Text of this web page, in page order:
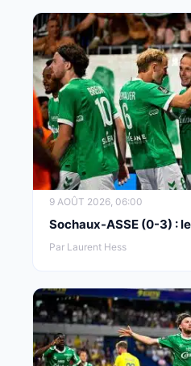
9 AOÛT 2026, 06:00
Sochaux-ASSE (0-3) :
Par Laurent Hess